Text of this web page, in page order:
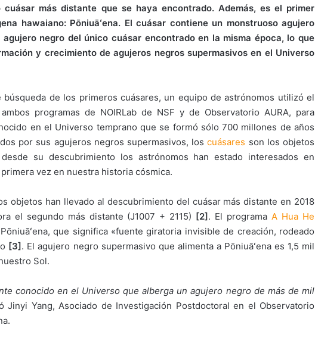
cuásar más distante que se haya encontrado. Además, es el primer
hawaiano: Pōniuāʻena. El cuásar contiene un monstruoso agujero
negro del único cuásar encontrado en la misma época, lo que
y crecimiento de agujeros negros supermasivos en el Universo
búsqueda de los primeros cuásares, un equipo de astrónomos utilizó el
programas de NOIRLab de NSF y de Observatorio AURA, para
en el Universo temprano que se formó sólo 700 millones de años
​​por sus agujeros negros supermasivos, loscuásares son los objetos
su descubrimiento los astrónomos han estado interesados ​​en
vez en nuestra historia cósmica.
objetos han llevado al descubrimiento del cuásar más distante en 2018
el segundo más distante (J1007 + 2115) [2] . El programaA Hua He
que significa «fuente giratoria invisible de creación, rodeado
[3] . El agujero negro supermasivo que alimenta a Pōniuāʻena es 1,5 mil
Sol.
conocido en el Universo que alberga un agujero negro de más de mil
Jinyi Yang, Asociado de Investigación Postdoctoral en el Observatorio